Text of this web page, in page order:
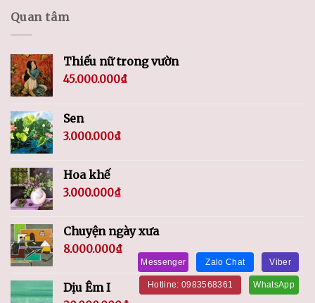
Quan tâm
Thiếu nữ trong vườn
45.000.000₫
Sen
3.000.000₫
Hoa khế
3.000.000₫
Chuyện ngày xưa
8.000.000₫
Dịu Êm I
Viber
Zalo Chat
Messenger
WhatsApp
Hotline: 0983568361